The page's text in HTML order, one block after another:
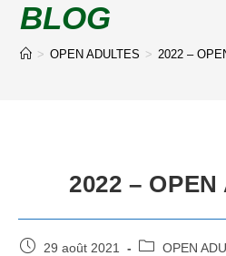
BLOG
> OPEN ADULTES > 2022 –
2022 –
29 août 2021 OPEN